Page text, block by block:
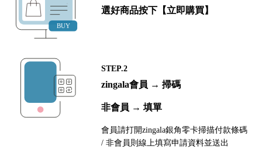
選好商品按下【立即購買】
STEP.2
zingala會員 → 掃碼
非會員 → 填單
會員請打開zingala銀角零卡掃描付款條碼
/ 非會員則線上填寫申請資料並送出